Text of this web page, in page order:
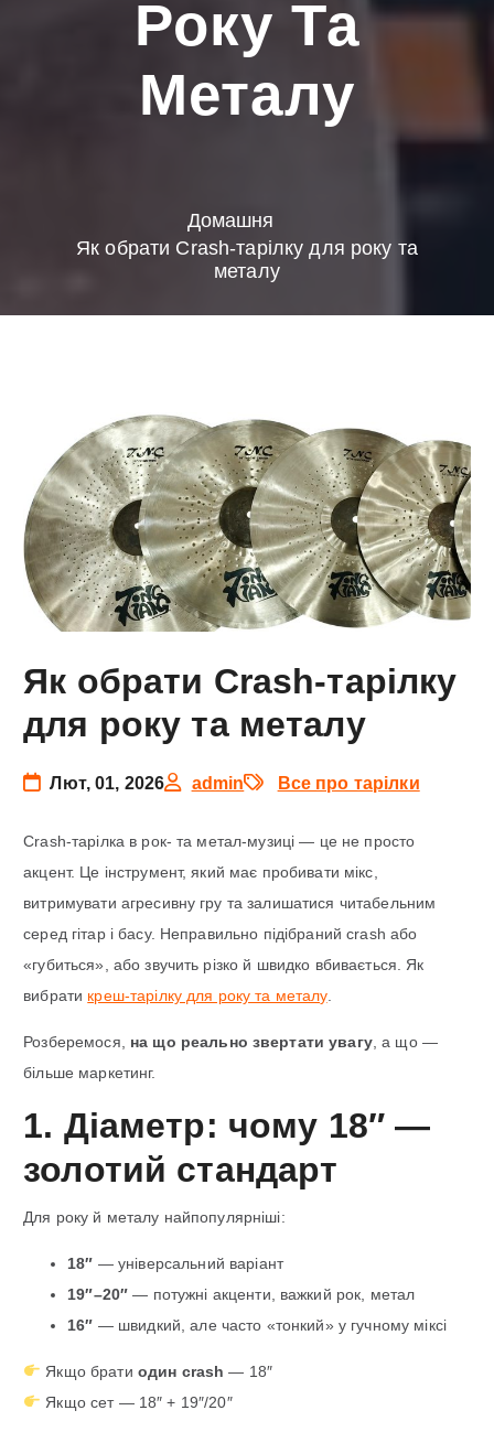
Року Та
Металу
Домашня
Як обрати Crash-тарілку для року та
металу
Як обрати Crash-тарілку
для року та металу
Лют, 01, 2026 admin Все про тарілки
Crash-тарілка в рок- та метал-музиці — це не просто
акцент. Це інструмент, який має пробивати мікс,
витримувати агресивну гру та залишатися читабельним
серед гітар і басу. Неправильно підібраний crash або
«губиться», або звучить різко й швидко вбивається. Як
вибрати креш-тарілку для року та металу.
Розберемося, на що реально звертати увагу, а що —
більше маркетинг.
1. Діаметр: чому 18″ —
золотий стандарт
Для року й металу найпопулярніші:
18″ — універсальний варіант
19″–20″ — потужні акценти, важкий рок, метал
16″ — швидкий, але часто «тонкий» у гучному міксі
Якщо брати один crash — 18″
Якщо сет — 18″ + 19″/20″